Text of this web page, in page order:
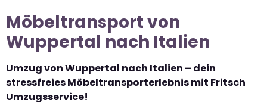
Möbeltransport von
Wuppertal nach Italien
Umzug von Wuppertal nach Italien – dein
stressfreies Möbeltransporterlebnis mit Fritsch
Umzugsservice!